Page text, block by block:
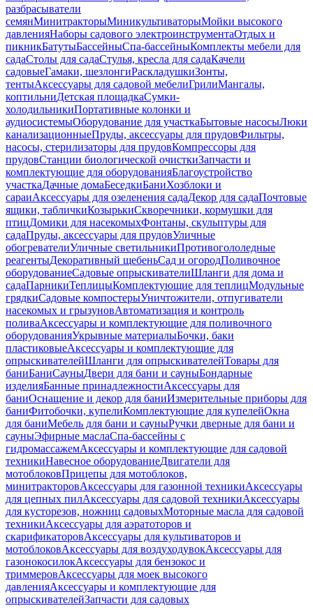
разбрасыватели
семянМинитракторыМиникультиваторыМойки высокого
давленияНаборы садового электроинструментаОтдых и
пикникБатутыБассейныСпа-бассейныКомплекты мебели для
садаСтолы для садаСтулья, кресла для садаКачели
садовыеГамаки, шезлонгиРаскладушкиЗонты,
тентыАксессуары для садовой мебелиГрилиМангалы,
коптильниДетская площадкаСумки-
холодильникиПортативные колонки и
аудиосистемыОборудование для участкаБытовые насосыЛюки
канализационныеПруды, аксессуары для прудовФильтры,
насосы, стерилизаторы для прудовКомпрессоры для
прудовСтанции биологической очисткиЗапчасти и
комплектующие для оборудованияБлагоустройство
участкаДачные домаБеседкиБаниХозблоки и
сараиАксессуары для озеленения садаДекор для садаПочтовые
ящики, табличкиКозырькиСкворечники, кормушки для
птицДомики для насекомыхФонтаны, скульптуры для
садаПруды, аксессуары для прудовУличные
обогревателиУличные светильникиПротивогололедные
реагентыДекоративный щебеньСад и огородПоливочное
оборудованиеСадовые опрыскивателиШланги для дома и
садаПарникиТеплицыКомплектующие для теплицМодульные
грядкиСадовые компостерыУничтожители, отпугиватели
насекомых и грызуновАвтоматизация и контроль
поливаАксессуары и комплектующие для поливочного
оборудованияУкрывные материалыБочки, баки
пластиковыеАксессуары и комплектующие для
опрыскивателейШланги для опрыскивателейТовары для
баниБаниСауныДвери для бани и сауныБондарные
изделияБанные принадлежностиАксессуары для
баниОснащение и декор для баниИзмерительные приборы для
баниФитобочки, купелиКомплектующие для купелейОкна
для баниМебель для бани и сауныРучки дверные для бани и
сауныЭфирные маслаСпа-бассейны с
гидромассажемАксессуары и комплектующие для садовой
техникиНавесное оборудованиеДвигатели для
мотоблоковПрицепы для мотоблоков,
минитракторовАксессуары для газонной техникиАксессуары
для цепных пилАксессуары для садовой техникиАксессуары
для кусторезов, ножниц садовыхМоторные масла для садовой
техникиАксессуары для аэратоторов и
скарификаторовАксессуары для культиваторов и
мотоблоковАксессуары для воздуходувокАксессуары для
газонокосилокАксессуары для бензокос и
триммеровАксессуары для моек высокого
давленияАксессуары и комплектующие для
опрыскивателейЗапчасти для садовых